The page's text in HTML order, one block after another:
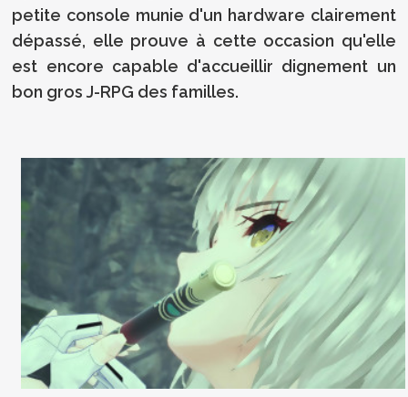
petite console munie d'un hardware clairement
dépassé, elle prouve à cette occasion qu'elle
est encore capable d'accueillir dignement un
bon gros J-RPG des familles.